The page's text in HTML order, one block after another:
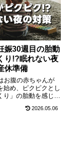
すぐ始めるべき葉酸
レママ必見の基礎知
した。
娠30週目の胎動
り!?眠れない夜
休準備
お腹の赤ちゃんが
始め、ピクピクとし
り」の胎動を感じる
れない夜が増えま
妊娠線ケアを徹底解
2026.05.06